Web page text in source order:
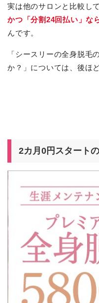
実は他のサロンと比較し
かつ「分割24回払い」な
んです。
「シースリーの全身脱毛
か？」については、後ほ
2カ月0円スタート